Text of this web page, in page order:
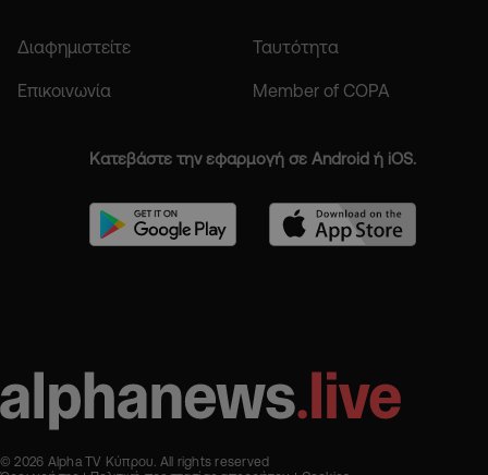
Διαφημιστείτε Ταυτότητα
Επικοινωνία Member of COPA
Κατεβάστε την εφαρμογή σε Android ή iOS.
© 2026 Alpha TV Κύπρου. All rights reserved